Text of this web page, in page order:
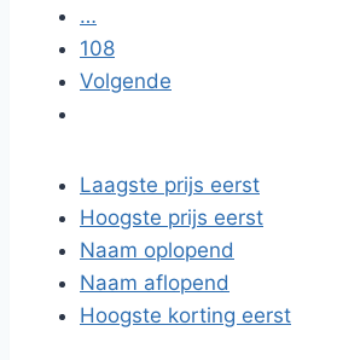
…
108
Volgende
Laagste prijs eerst
Hoogste prijs eerst
Naam oplopend
Naam aflopend
Hoogste korting eerst